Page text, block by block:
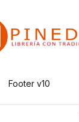
Footer v10